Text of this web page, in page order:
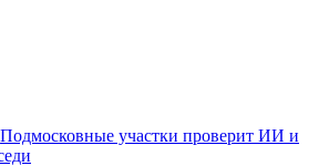
Подмосковные участки проверит ИИ и